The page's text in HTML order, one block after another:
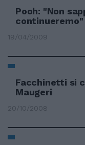
Pooh: "Non
continueremo"
19/04/2009
Facchinetti si
Maugeri
20/10/2008